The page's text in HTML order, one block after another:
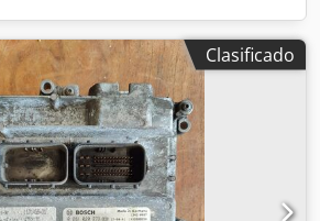
Clasificado